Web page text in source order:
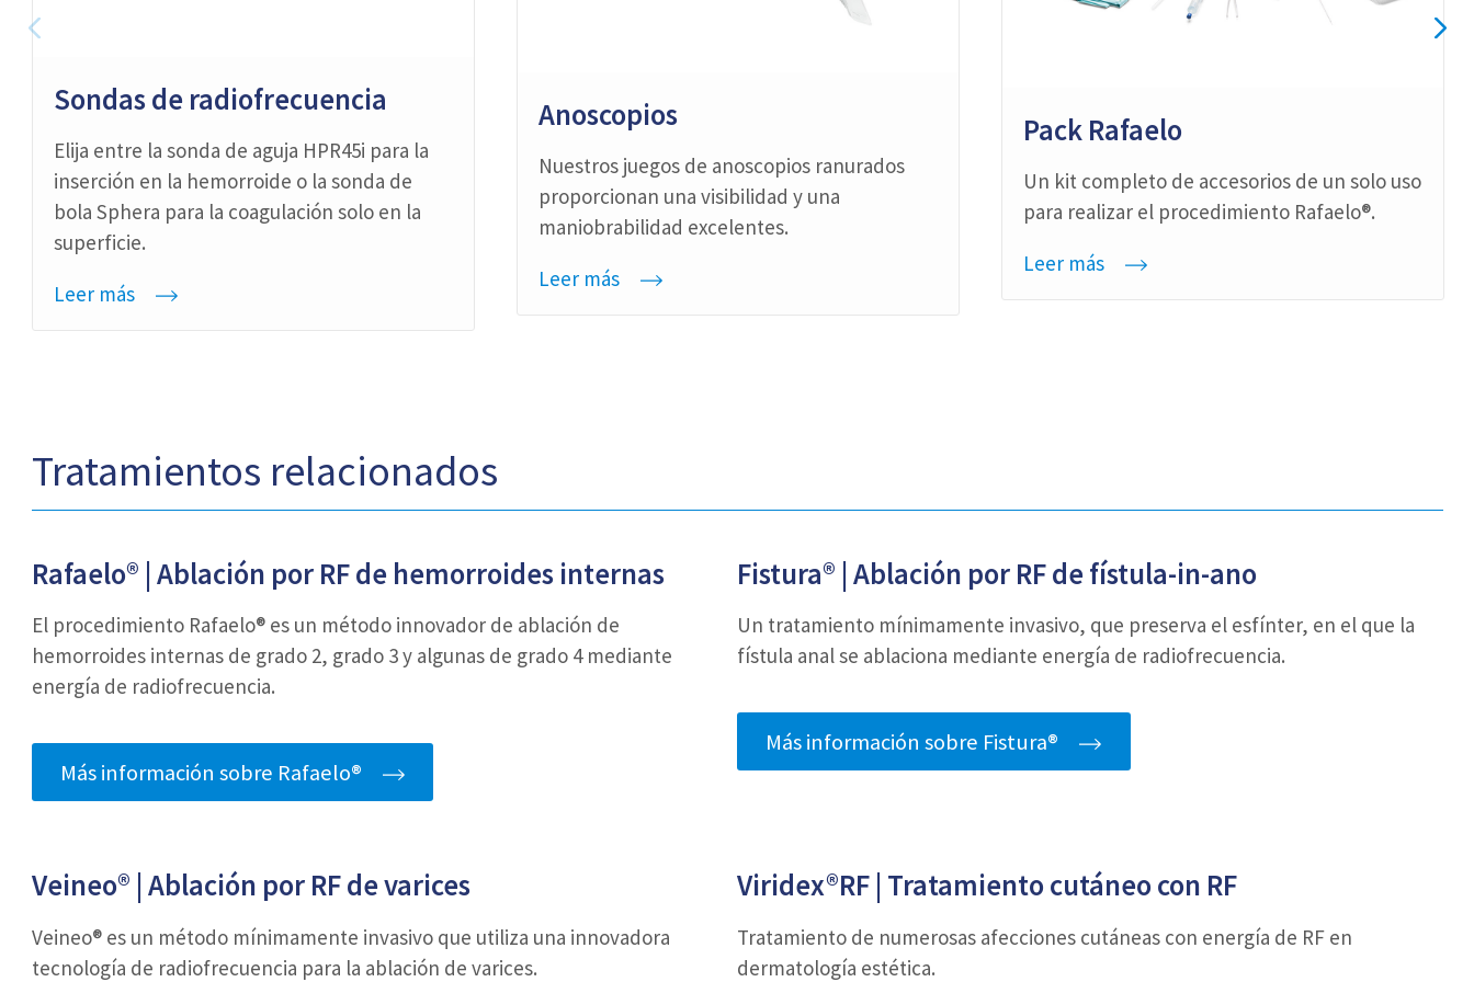
Sondas de radiofrecuencia
Elija entre la sonda de aguja HPR45i para la
inserción en la hemorroide o la sonda de
bola Sphera para la coagulación solo en la
superficie.
Leer más
Anoscopios
Nuestros juegos de anoscopios ranurados
proporcionan una visibilidad y una
maniobrabilidad excelentes.
Leer más
Pack Rafaelo
Un kit completo de accesorios de un solo uso
para realizar el procedimiento Rafaelo®.
Leer más
Tratamientos relacionados
Rafaelo® | Ablación por RF de hemorroides internas
El procedimiento Rafaelo® es un método innovador de ablación de
hemorroides internas de grado 2, grado 3 y algunas de grado 4 mediante
energía de radiofrecuencia.
Más información sobre Rafaelo®
Fistura® | Ablación por RF de fístula-in-ano
Un tratamiento mínimamente invasivo, que preserva el esfínter, en el que la
fístula anal se ablaciona mediante energía de radiofrecuencia.
Más información sobre Fistura®
Veineo® | Ablación por RF de varices
Veineo® es un método mínimamente invasivo que utiliza una innovadora
tecnología de radiofrecuencia para la ablación de varices.
Viridex®RF | Tratamiento cutáneo con RF
Tratamiento de numerosas afecciones cutáneas con energía de RF en
dermatología estética.